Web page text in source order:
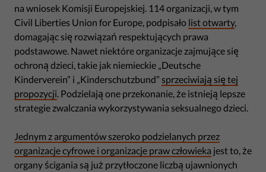
na wniosek Komisji Europejskiej. 114 organizacji, w tym
Civil Liberties Union for Europe, podpisało list otwarty,
domagając się rozwiązań respektujących prawa
podstawowe. Nawet niektóre organizacje zajmujące się
ochroną dzieci, takie jak niemieckie „Deutsche
Kinderverein” i „Kinderschutzbund” sprzeciwiają się tej
propozycji . Podzielają one przekonanie, że istnieją lepsze
strategie zwalczania wykorzystywania seksualnego dzieci.
Jednym z argumentów szeroko podzielanych przez
organizacje cyfrowe i organizacje praw człowieka jest to, że
organy ścigania są już przytłoczone liczbą ujawnionych